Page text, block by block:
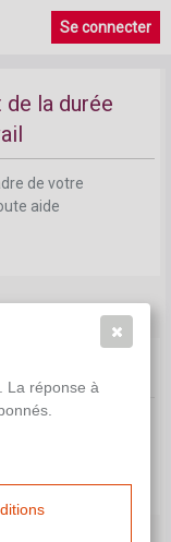
Se connecter
la durée
de votre
aide
de travail
de travail
de votre
La réponse à